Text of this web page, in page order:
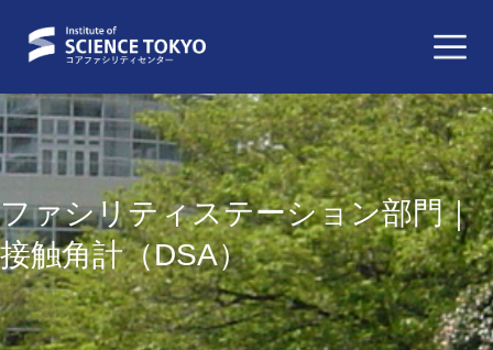
ファシリティステーション部門｜
接触角計（DSA）